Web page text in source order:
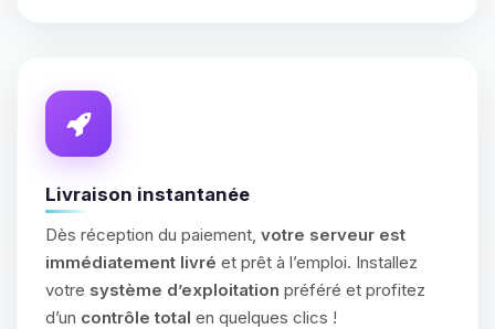
Livraison instantanée
Dès réception du paiement, votre serveur est
immédiatement livré et prêt à l’emploi. Installez
votre système d’exploitation préféré et profitez
d’un contrôle total en quelques clics !